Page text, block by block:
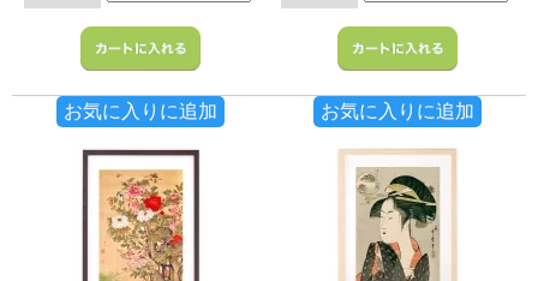
お気に入りに追加 お気に入りに追加